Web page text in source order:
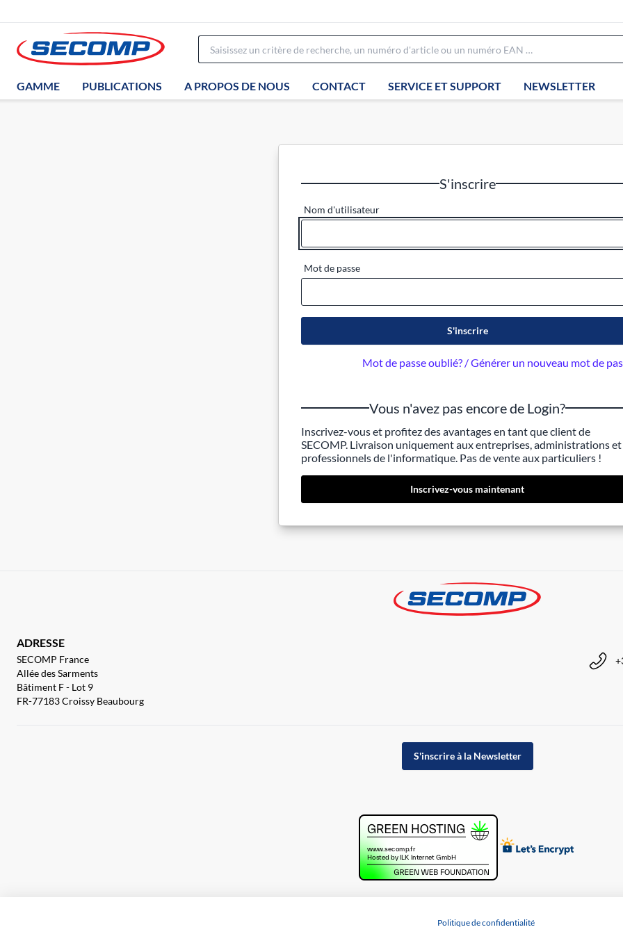
GAMME PUBLICATIONS A PROPOS DE NOUS CONTACT SERVICE ET SUPPORT NEWSLETTER
S'inscrire
Nom d'utilisateur
Mot de passe
S'inscrire
Mot de passe oublié? / Générer un nouveau mot de
Vous n'avez pas encore de Login?
Inscrivez-vous et profitez des avantages en tant que client de
SECOMP. Livraison uniquement aux entreprises, administrations et
professionnels de l'informatique. Pas de vente aux particuliers !
Inscrivez-vous maintenant
ADRESSE
SECOMP France
Allée des Sarments
Bâtiment F - Lot 9
FR-77183 Croissy Beaubourg
S'inscrire à la Newsletter
Politique de confidentialité